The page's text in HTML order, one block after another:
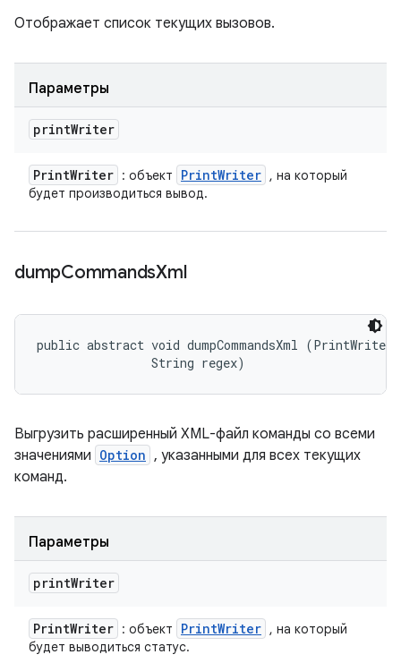
Отображает список текущих вызовов.
Параметры
printWriter
PrintWriter : объект PrintWriter , на который
будет производиться вывод.
dumpCommandsXml
public abstract void dumpCommandsXml
                String regex)
Выгрузить расширенный XML-файл команды со всеми
значениями Option , указанными для всех текущих
команд.
Параметры
printWriter
PrintWriter : объект PrintWriter , на который
будет выводиться статус.